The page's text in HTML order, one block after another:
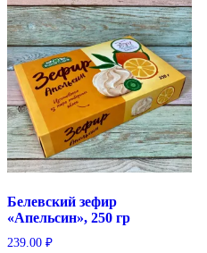
Белевский зефир
«Апельсин», 250 гр
239.00 ₽